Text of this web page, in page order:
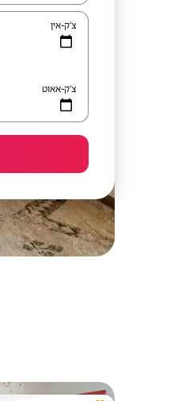
צ'ק-אין
צ'ק-אאוט